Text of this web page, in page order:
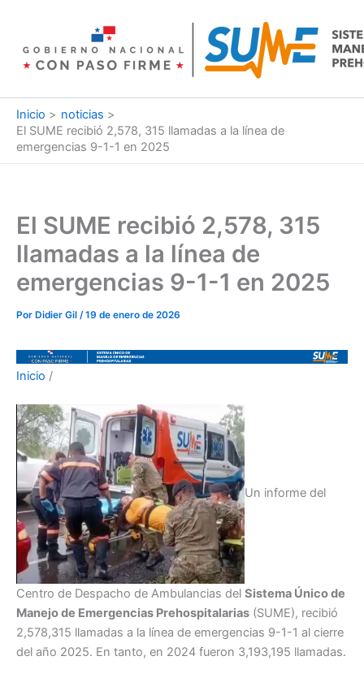
contenido
Inicio
noticias
El SUME recibió 2,578, 315 llamadas a la línea de
emergencias 9-1-1 en 2025
El SUME recibió 2,578, 315
llamadas a la línea de
emergencias 9-1-1 en 2025
Por Didier Gil /19 de enero de 2026
Inicio /
Un informe del
Centro de Despacho de Ambulancias del Sistema Único de
Manejo de Emergencias Prehospitalarias (SUME), recibió
2,578,315 llamadas a la línea de emergencias 9-1-1 al cierre
del año 2025. En tanto, en 2024 fueron 3,193,195 llamadas.